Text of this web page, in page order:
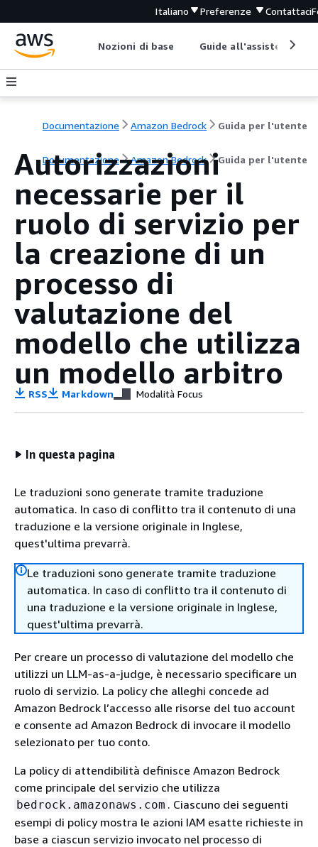
Italiano Preferenze Contattaci
Nozioni di base Guide all'assistenza
Documentazione Amazon Bedrock Guida per l'utente
Documentazione Amazon Bedrock Guida per l'utente
Autorizzazioni
necessarie per il
ruolo di servizio per
la creazione di un
processo di
valutazione del
modello che utilizza
un modello arbitro
RSS Markdown Modalità Focus
In questa pagina
Le traduzioni sono generate tramite traduzione
automatica. In caso di conflitto tra il contenuto di una
traduzione e la versione originale in Inglese,
quest'ultima prevarrà.
Le traduzioni sono generate tramite traduzione
automatica. In caso di conflitto tra il contenuto di
una traduzione e la versione originale in Inglese,
quest'ultima prevarrà.
Per creare un processo di valutazione del modello che
utilizzi un LLM-as-a-judge, è necessario specificare un
ruolo di servizio. La policy che alleghi concede ad
Amazon Bedrock l’accesso alle risorse del tuo account
e consente ad Amazon Bedrock di invocare il modello
selezionato per tuo conto.
La policy di attendibilità definisce Amazon Bedrock
come principale del servizio che utilizza
bedrock.amazonaws.com . Ciascuno dei seguenti
esempi di policy mostra le azioni IAM esatte richieste in
base a ciascun servizio invocato nel processo di